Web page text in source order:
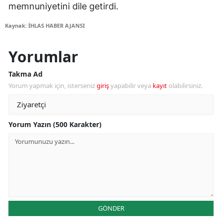
memnuniyetini dile getirdi.
Kaynak: İHLAS HABER AJANSI
Yorumlar
Takma Ad
Yorum yapmak için, istersenizgirişyapabilir veya kayıt olabilirsiniz.
Yorum Yazın (500 Karakter)
GÖNDER